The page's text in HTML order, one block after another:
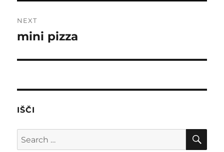
NEXT
Next
mini pizza
IŠČI
Search
for: